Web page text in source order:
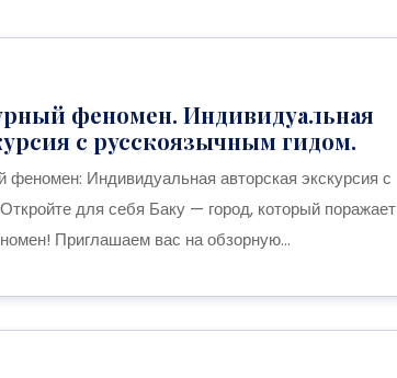
феномен. Индивидуальная
с русскоязычным гидом.
Индивидуальная авторская экскурсия с
для себя Баку — город, который поражает
Приглашаем вас на обзорную...